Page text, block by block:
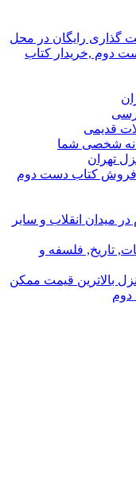
گذاری رایگان در محل
دوم ,خریدار کتاب
قدیمی
شخصی شما
تهران
فروش کتاب دست دوم
میدان انقلاب و سایر
تاریخ, فلسفه و
بالاترین قیمت ممکن
دوم